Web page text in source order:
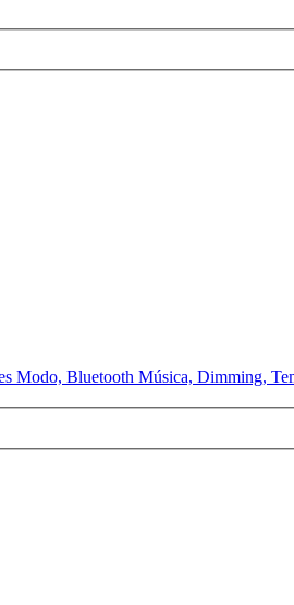
Modo, Bluetooth Música, Dimming,